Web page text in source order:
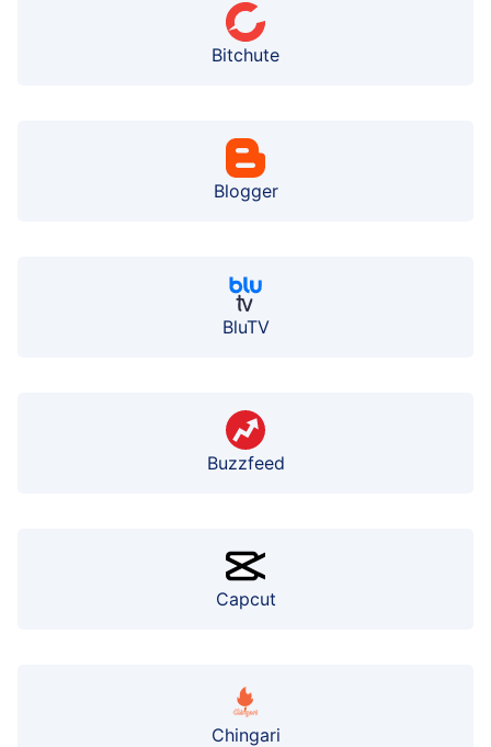
Bitchute
Blogger
BluTV
Buzzfeed
Capcut
Chingari